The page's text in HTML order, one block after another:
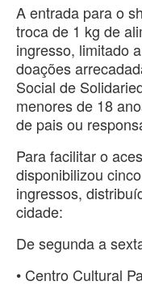
A entrada para o
troca de 1 kg de
ingresso, limitado
doações
Social de
menores de 18
de pais ou
Para facilitar o
disponibilizou
ingressos,
cidade:
De segunda a
• Centro Cultural